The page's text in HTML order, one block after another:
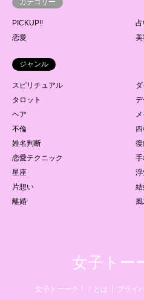
カテゴリー
PICKUP!!
恋愛
ジャンル
スピリチュアル
タロット
デ
ヘア
不倫
姓名判断
恋愛テクニック
手
星座
片想い
離婚
女子トー
女子トーーク！！とは プライ